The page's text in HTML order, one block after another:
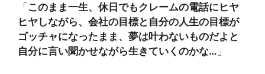
「このまま一生、休日でもクレームの電話にヒヤ
ヒヤしながら、会社の目標と自分の人生の目標が
ゴッチャになったまま、夢は叶わないものだよと
自分に言い聞かせながら生きていくのかな… 」